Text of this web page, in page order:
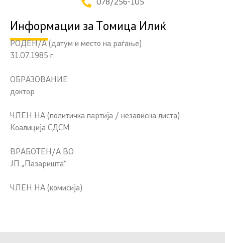
078/256-105
Информации за Томица Илиќ
РОДЕН/А (датум и место на раѓање)
31.07.1985 г.
ОБРАЗОВАНИЕ
доктор
ЧЛЕН НА (политичка партија / независна листа)
Коалиција СДСМ
ВРАБОТЕН/А ВО
ЈП „Пазаришта“
ЧЛЕН НА (комисија)